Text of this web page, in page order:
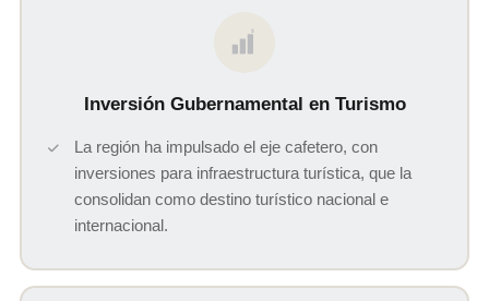
$
Inversión Gubernamental en Turismo
La región ha impulsado el eje cafetero, con
inversiones para infraestructura turística, que la
consolidan como destino turístico nacional e
internacional.